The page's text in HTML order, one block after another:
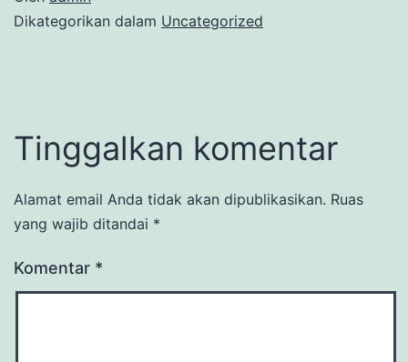
Dikategorikan dalam Uncategorized
Tinggalkan komentar
Alamat email Anda tidak akan dipublikasikan. Ruas
yang wajib ditandai *
Komentar *